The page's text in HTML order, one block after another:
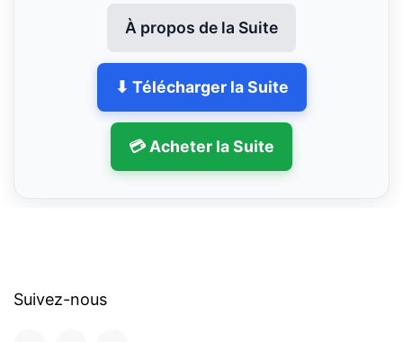
À propos de la Suite
⬇ Télécharger la Suite
💳 Acheter la Suite
Suivez-nous